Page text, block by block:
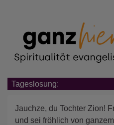
Tageslosung:
Jauchze, du Tochter Zion!
und sei fröhlich von